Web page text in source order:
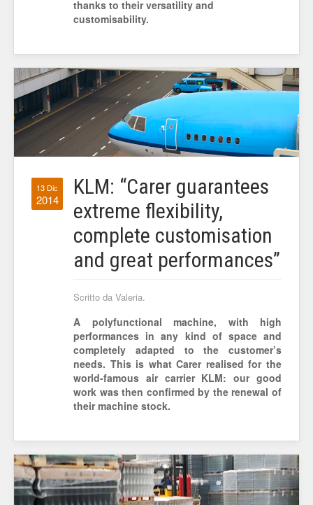
thanks to their versatility and
customisability.
13 Dic
2014
KLM: “Carer guarantees
extreme flexibility,
complete customisation
and great performances”
Scritto da Valeria.
A polyfunctional machine, with high
performances in any kind of space and
completely adapted to the customer’s
needs. This is what Carer realised for the
world-famous air carrier KLM: our good
work was then confirmed by the renewal of
their machine stock.